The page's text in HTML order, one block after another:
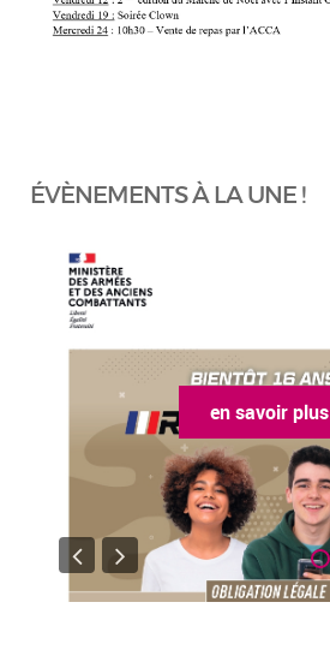
ÉVÈNEMENTS À LA UNE !
en savoir plus